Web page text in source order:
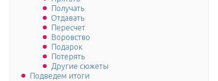
Получать
Отдавать
Пересчет
Воровство
Подарок
Потерять
Другие сюжеты
Подведем итоги